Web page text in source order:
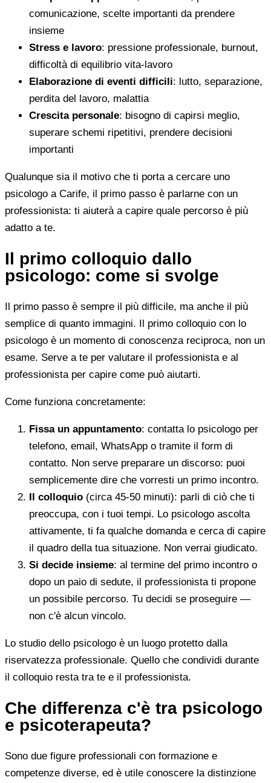
comunicazione, scelte importanti da prendere
insieme
Stress e lavoro: pressione professionale, burnout,
difficoltà di equilibrio vita-lavoro
Elaborazione di eventi difficili: lutto, separazione,
perdita del lavoro, malattia
Crescita personale: bisogno di capirsi meglio,
superare schemi ripetitivi, prendere decisioni
importanti
Qualunque sia il motivo che ti porta a cercare uno
psicologo a Carife, il primo passo è parlarne con un
professionista: ti aiuterà a capire quale percorso è più
adatto a te.
Il primo colloquio dallo
psicologo: come si svolge
Il primo passo è sempre il più difficile, ma anche il più
semplice di quanto immagini. Il primo colloquio con lo
psicologo è un momento di conoscenza reciproca, non un
esame. Serve a te per valutare il professionista e al
professionista per capire come può aiutarti.
Come funziona concretamente:
Fissa un appuntamento: contatta lo psicologo per
telefono, email, WhatsApp o tramite il form di
contatto. Non serve preparare un discorso: puoi
semplicemente dire che vorresti un primo incontro.
Il colloquio (circa 45-50 minuti): parli di ciò che ti
preoccupa, con i tuoi tempi. Lo psicologo ascolta
attivamente, ti fa qualche domanda e cerca di capire
il quadro della tua situazione. Non verrai giudicato.
Si decide insieme: al termine del primo incontro o
dopo un paio di sedute, il professionista ti propone
un possibile percorso. Tu decidi se proseguire —
non c'è alcun vincolo.
Lo studio dello psicologo è un luogo protetto dalla
riservatezza professionale. Quello che condividi durante
il colloquio resta tra te e il professionista.
Che differenza c'è tra psicologo
e psicoterapeuta?
Sono due figure professionali con formazione e
competenze diverse, ed è utile conoscere la distinzione